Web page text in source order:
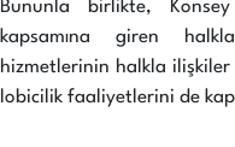
Bununla birlikte,
kapsamına giren
hizmetlerinin halkla
lobicilik faaliyetlerini de